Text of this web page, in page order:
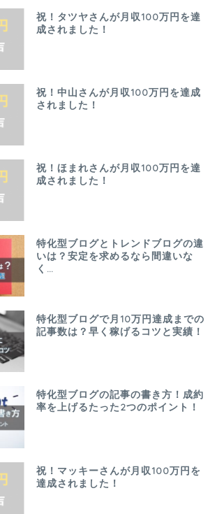
祝！タツヤさんが月収100万円を達
成されました！
祝！中山さんが月収100万円を達成
されました！
祝！ほまれさんが月収100万円を達
成されました！
特化型ブログとトレンドブログの違
いは？安定を求めるなら間違いな
く…
特化型ブログで月10万円達成までの
記事数は？早く稼げるコツと実績！
特化型ブログの記事の書き方！成約
率を上げるたった2つのポイント！
祝！マッキーさんが月収100万円を
達成されました！